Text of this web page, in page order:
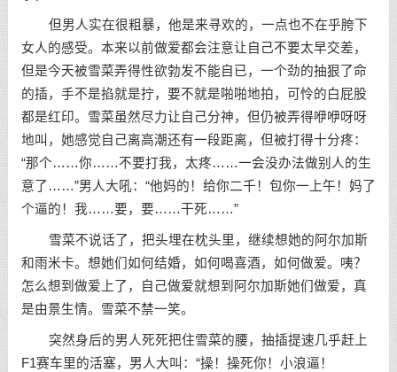
但男人实在很粗暴，他是来寻欢的，一点也不在乎胯下
女人的感受。本来以前做爱都会注意让自己不要太早交差，
但是今天被雪菜弄得性欲勃发不能自已，一个劲的抽狠了命
的插，手不是掐就是拧，要不就是啪啪地拍，可怜的白屁股
都是红印。雪菜虽然尽力让自己分神，但仍被弄得咿咿呀呀
地叫，她感觉自己离高潮还有一段距离，但被打得十分疼：
“那个……你……不要打我，太疼……一会没办法做别人的生
意了……”男人大吼：“他妈的！给你二千！包你一上午！妈了
个逼的！我……要，要……干死……”
雪菜不说话了，把头埋在枕头里，继续想她的阿尔加斯
和雨米卡。想她们如何结婚，如何喝喜酒，如何做爱。咦？
怎么想到做爱上了，自己做爱就想到阿尔加斯她们做爱，真
是由景生情。雪菜不禁一笑。
突然身后的男人死死把住雪菜的腰，抽插提速几乎赶上
F1赛车里的活塞，男人大叫：“操！操死你！小浪逼！